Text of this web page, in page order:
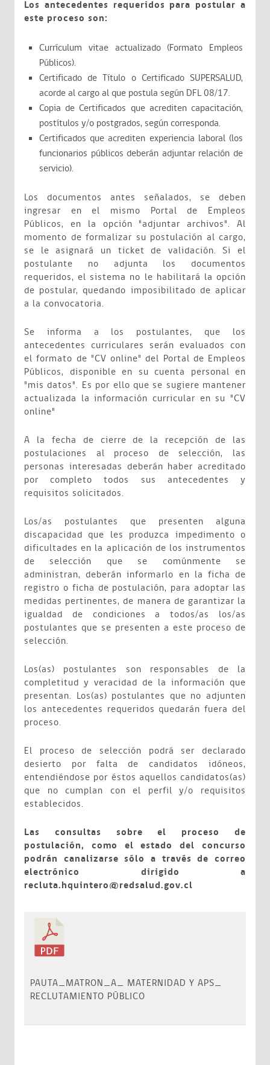
Los antecedentes requeridos para postular a
este proceso son:
Currículum vitae actualizado (Formato Empleos
Públicos).
Certificado de Título o Certificado SUPERSALUD,
acorde al cargo al que postula según DFL 08/17.
Copia de Certificados que acrediten capacitación,
postítulos y/o postgrados, según corresponda.
Certificados que acrediten experiencia laboral (los
funcionarios públicos deberán adjuntar relación de
servicio).
Los documentos antes señalados, se deben
ingresar en el mismo Portal de Empleos
Públicos, en la opción "adjuntar archivos". Al
momento de formalizar su postulación al cargo,
se le asignará un ticket de validación. Si el
postulante no adjunta los documentos
requeridos, el sistema no le habilitará la opción
de postular, quedando imposibilitado de aplicar
a la convocatoria.
Se informa a los postulantes, que los
antecedentes curriculares serán evaluados con
el formato de "CV online" del Portal de Empleos
Públicos, disponible en su cuenta personal en
"mis datos". Es por ello que se sugiere mantener
actualizada la información curricular en su "CV
online"
A la fecha de cierre de la recepción de las
postulaciones al proceso de selección, las
personas interesadas deberán haber acreditado
por completo todos sus antecedentes y
requisitos solicitados.
Los/as postulantes que presenten alguna
discapacidad que les produzca impedimento o
dificultades en la aplicación de los instrumentos
de selección que se comúnmente se
administran, deberán informarlo en la ficha de
registro o ficha de postulación, para adoptar las
medidas pertinentes, de manera de garantizar la
igualdad de condiciones a todos/as los/as
postulantes que se presenten a este proceso de
selección.
Los(as) postulantes son responsables de la
completitud y veracidad de la información que
presentan. Los(as) postulantes que no adjunten
los antecedentes requeridos quedarán fuera del
proceso.
El proceso de selección podrá ser declarado
desierto por falta de candidatos idóneos,
entendiéndose por éstos aquellos candidatos(as)
que no cumplan con el perfil y/o requisitos
establecidos.
Las consultas sobre el proceso de
postulación, como el estado del concurso
podrán canalizarse sólo a través de correo
electrónico dirigido a
recluta.hquintero@redsalud.gov.cl
PAUTA_MATRON_A_ MATERNIDAD Y APS_
RECLUTAMIENTO PÚBLICO